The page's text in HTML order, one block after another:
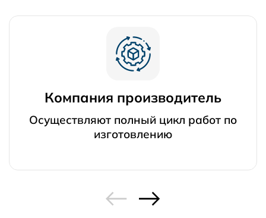
Компания производитель
Осуществляют полный цикл работ по
изготовлению